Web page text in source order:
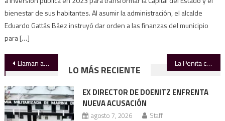
bienestar de sus habitantes. Al asumir la administración, el alcalde
Eduardo Gattás Báez instruyó dar orden a las finanzas del municipio
para […]
Navegación
de
entradas
Llaman a no bajar la guardia ante brote de sarampión; piden completar esquema de vacunación La Peñita cae y Ciudad Victoria refuerza tandeos
LO MÁS RECIENTE
EX DIRECTOR DE DOENITZ ENFRENTA
NUEVA ACUSACIÓN
agosto 7, 2026 Staff